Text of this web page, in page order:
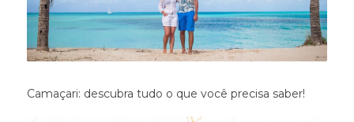
Camaçari: descubra tudo o que você precisa saber!